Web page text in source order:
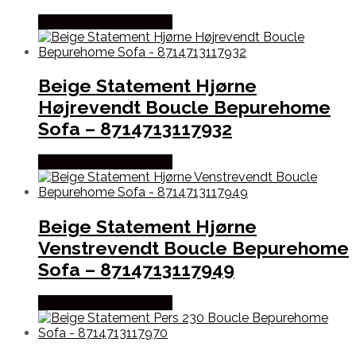
Beige Statement Hjørne
Højrevendt Boucle Bepurehome
Sofa – 8714713117932
Beige Statement Hjørne
Venstrevendt Boucle Bepurehome
Sofa – 8714713117949